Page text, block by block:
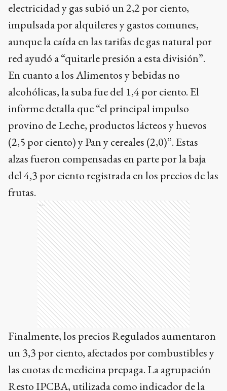
electricidad y gas subió un 2,2 por ciento,
impulsada por alquileres y gastos comunes,
aunque la caída en las tarifas de gas natural por
red ayudó a “quitarle presión a esta división”.
En cuanto a los Alimentos y bebidas no
alcohólicas, la suba fue del 1,4 por ciento. El
informe detalla que “el principal impulso
provino de Leche, productos lácteos y huevos
(2,5 por ciento) y Pan y cereales (2,0)”. Estas
alzas fueron compensadas en parte por la baja
del 4,3 por ciento registrada en los precios de las
frutas.
Ads
Finalmente, los precios Regulados aumentaron
un 3,3 por ciento, afectados por combustibles y
las cuotas de medicina prepaga. La agrupación
Resto IPCBA, utilizada como indicador de la